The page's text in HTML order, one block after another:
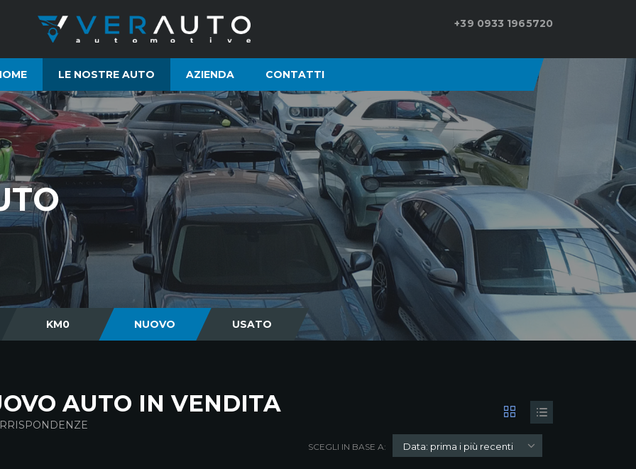
+39 0933 1965720
LE NOSTRE AUTO AZIENDA CONTATTI
KM0 NUOVO USATO
AUTO IN VENDITA
SCEGLI IN BASE A: Data: prima i più recenti